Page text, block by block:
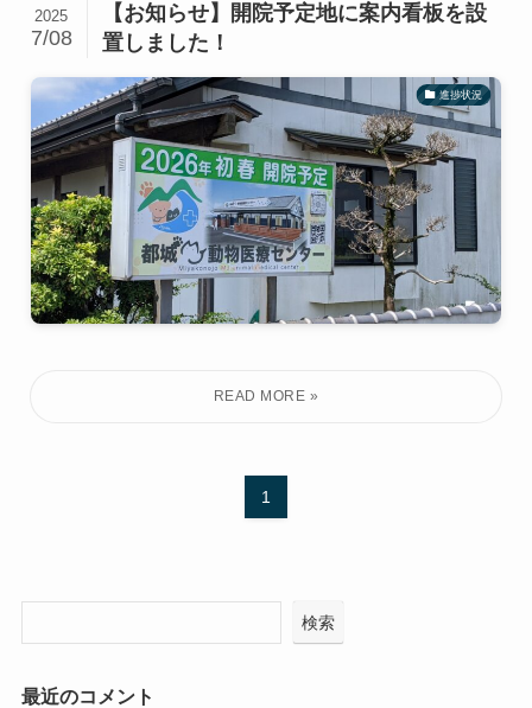
【お知らせ】開院予定地に案内看板を設
置しました！
2025
7/08
進捗状況
1
検索
最近のコメント